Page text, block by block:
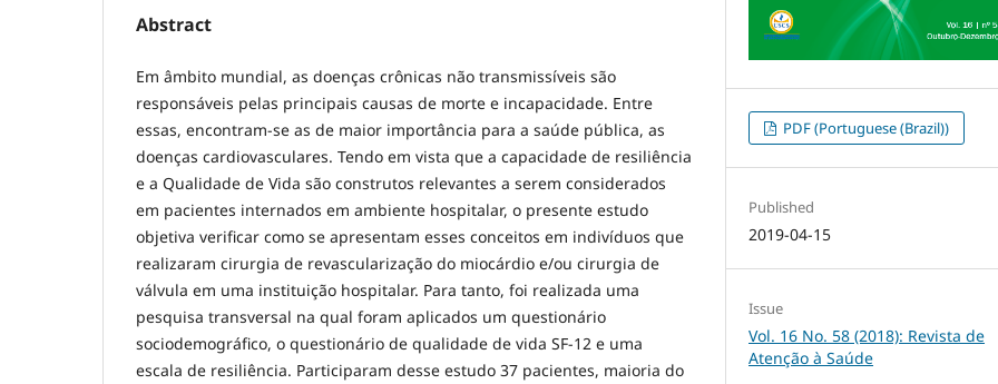
Abstract
Em âmbito mundial, as doenças crônicas não transmissíveis são
responsáveis pelas principais causas de morte e incapacidade. Entre
essas, encontram-se as de maior importância para a saúde pública, as
doenças cardiovasculares. Tendo em vista que a capacidade de resiliência
e a Qualidade de Vida são construtos relevantes a serem considerados
em pacientes internados em ambiente hospitalar, o presente estudo
objetiva verificar como se apresentam esses conceitos em indivíduos que
realizaram cirurgia de revascularização do miocárdio e/ou cirurgia de
válvula em uma instituição hospitalar. Para tanto, foi realizada uma
pesquisa transversal na qual foram aplicados um questionário
sociodemográfico, o questionário de qualidade de vida SF-12 e uma
escala de resiliência. Participaram desse estudo 37 pacientes, maioria do
PDF (Portuguese (Brazil))
Published
2019-04-15
Issue
Vol. 16 No. 58 (2018): Revista de
Atenção à Saúde